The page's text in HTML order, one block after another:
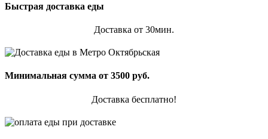
Быстрая доставка еды
Доставка от 30мин.
Минимальная сумма от 3500 руб.
Доставка бесплатно!